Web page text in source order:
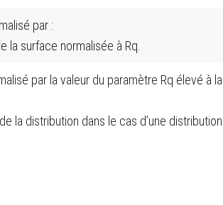
par :
la surface normalisée à Rq.
par la valeur du paramètre Rq élevé à la
la distribution dans le cas d’une distribution